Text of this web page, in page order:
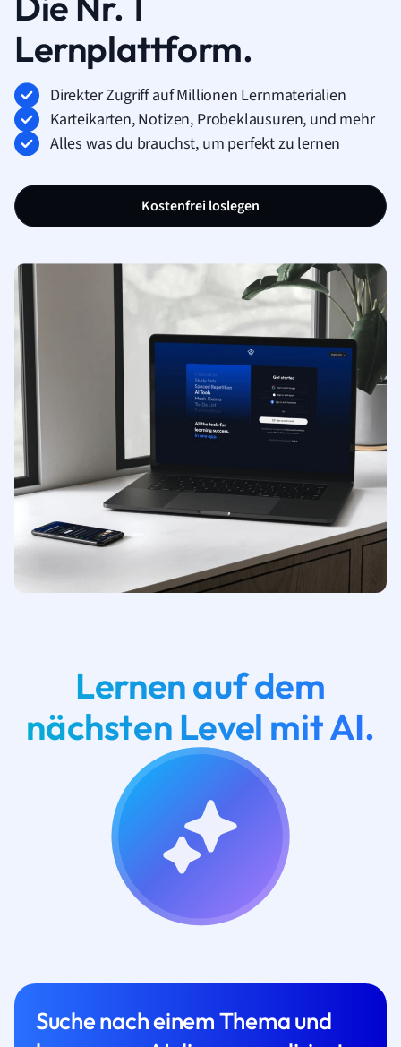
Lernplattform.
Direkter Zugriff auf Millionen Lernmaterialien
Karteikarten, Notizen, Probeklausuren, und mehr
Alles was du brauchst, um perfekt zu lernen
Kostenfrei loslegen
Lernen auf dem
nächsten Level mit AI.
Suche nach einem Thema und